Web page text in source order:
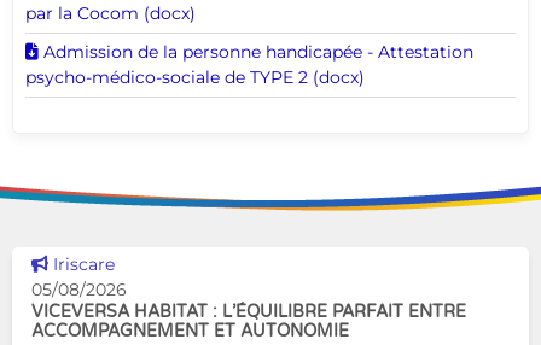
par la Cocom (docx)
Télécharger ce document
Admission de la personne handicapée - Attestation
psycho-médico-sociale de TYPE 2 (docx)
Voir cette news
Iriscare
05/08/2026
VICEVERSA HABITAT : L’ÉQUILIBRE PARFAIT ENTRE
ACCOMPAGNEMENT ET AUTONOMIE